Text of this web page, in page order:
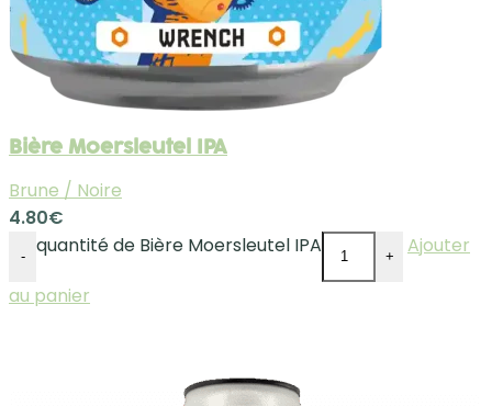
Bière Moersleutel IPA
Brune / Noire
4.80€
- quantité de Bière Moersleutel IPA +
Ajouter
au panier